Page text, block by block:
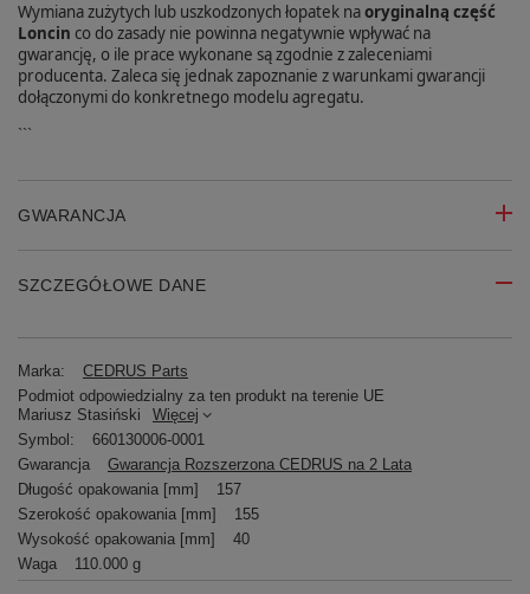
Wymiana zużytych lub uszkodzonych łopatek naoryginalną część
Loncin co do zasady nie powinna negatywnie wpływać na
gwarancję, o ile prace wykonane są zgodnie z zaleceniami
producenta. Zaleca się jednak zapoznanie z warunkami gwarancji
dołączonymi do konkretnego modelu agregatu.
```
GWARANCJA
SZCZEGÓŁOWE DANE
Marka:
CEDRUS Parts
Podmiot odpowiedzialny za ten produkt na terenie UE
Mariusz Stasiński
Więcej
Symbol:
660130006-0001
Gwarancja
Gwarancja Rozszerzona CEDRUS na 2 Lata
Długość opakowania [mm]
157
Szerokość opakowania [mm]
155
Wysokość opakowania [mm]
40
Waga
110.000 g